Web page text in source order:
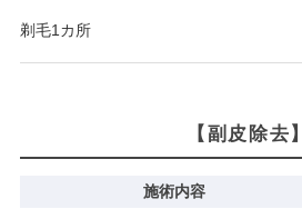
剃毛1カ所
【副皮除去】
施術内容